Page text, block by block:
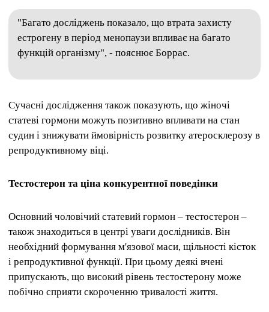
"Багато досліджень показало, що втрата захисту
естрогену в період менопаузи впливає на багато
функцій організму", - пояснює Боррас.
Сучасні дослідження також показують, що жіночі
статеві гормони можуть позитивно впливати на стан
судин і знижувати ймовірність розвитку атеросклерозу в
репродуктивному віці.
Тестостерон та ціна конкурентної поведінки
Основний чоловічий статевий гормон – тестостерон –
також знаходиться в центрі уваги дослідників. Він
необхідний формування м'язової маси, щільності кісток
і репродуктивної функції. При цьому деякі вчені
припускають, що високий рівень тестостерону може
побічно сприяти скороченню тривалості життя.